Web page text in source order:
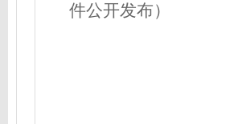
件公开发布）